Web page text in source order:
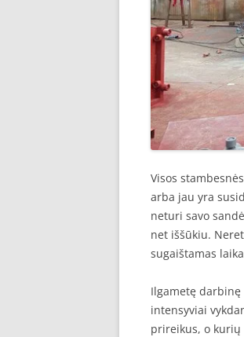
Visos
arba jau yra
neturi savo
net iššūkiu.
sugaištamas
Ilgametę
intensyviai
prireikus, o kurių